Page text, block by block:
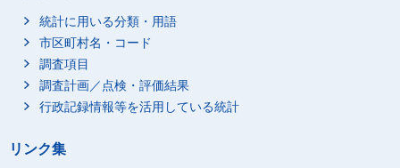
統計に用いる分類・用語
市区町村名・コード
調査項目
調査計画／点検・評価結果
行政記録情報等を活用している統計
リンク集